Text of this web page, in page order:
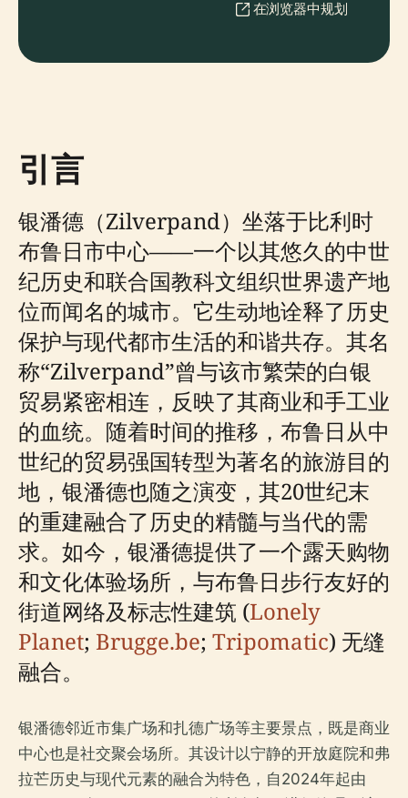
在浏览器中规划
引言
银潘德（Zilverpand）坐落于比利时
布鲁日市中心——一个以其悠久的中世
纪历史和联合国教科文组织世界遗产地
位而闻名的城市。它生动地诠释了历史
保护与现代都市生活的和谐共存。其名
称“Zilverpand”曾与该市繁荣的白银
贸易紧密相连，反映了其商业和手工业
的血统。随着时间的推移，布鲁日从中
世纪的贸易强国转型为著名的旅游目的
地，银潘德也随之演变，其20世纪末
的重建融合了历史的精髓与当代的需
求。如今，银潘德提供了一个露天购物
和文化体验场所，与布鲁日步行友好的
街道网络及标志性建筑 (Lonely
Planet; Brugge.be; Tripomatic) 无缝
融合。
银潘德邻近市集广场和扎德广场等主要景点，既是商业
中心也是社交聚会场所。其设计以宁静的开放庭院和弗
拉芒历史与现代元素的融合为特色，自2024年起由